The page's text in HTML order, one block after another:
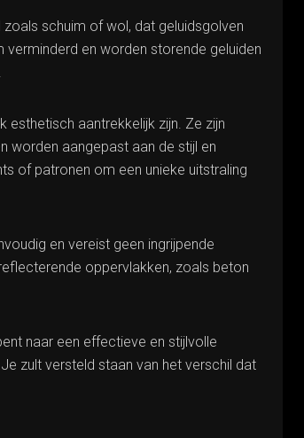
schuim of wol, dat geluidsgolven
en worden storende geluiden
aantrekkelijk zijn. Ze zijn
worden aangepast aan de stijl en
of patronen om een unieke uitstraling
en vereist geen ingrijpende
oppervlakken, zoals beton
naar een effectieve en stijlvolle
zult versteld staan van het verschil dat